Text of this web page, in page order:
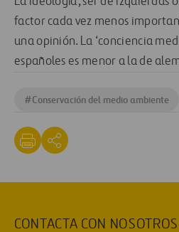
factor cada vez menos
una opinión. La ‘conciencia
españoles es menor a la de
#Conservación del medio ambiente
CONTACTA CON NOSOTROS